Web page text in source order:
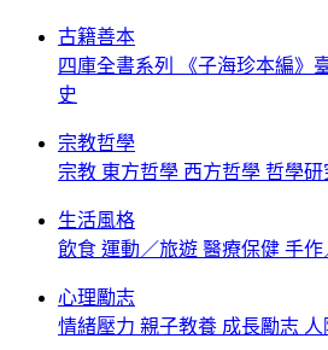
古籍善本
四庫全書系列
《子海珍本編》
史
宗教哲學
宗教 東方哲學 西方哲學 哲學研
生活風格
飲食 運動／旅遊 醫療保健 手作
心理勵志
情緒壓力 親子教養 成長勵志